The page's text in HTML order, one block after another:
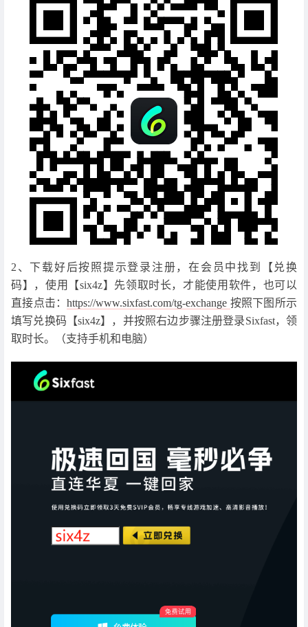
2、下载好后按照提示登录注册，在会员中找到【兑换
码】，使用【six4z】先领取时长，才能使用软件，也可以
直接点击：https://www.sixfast.com/tg-exchange 按照下图所示
填写兑换码【six4z】，并按照右边步骤注册登录Sixfast，领
取时长。（支持手机和电脑）